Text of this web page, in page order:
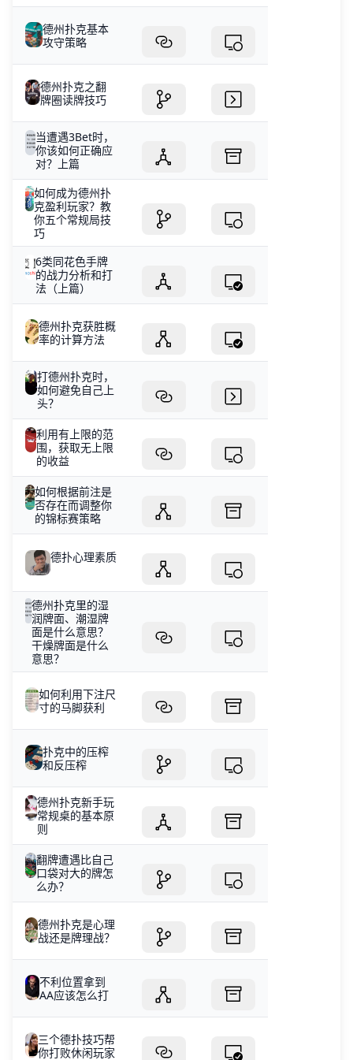
德州扑克基本
攻守策略
德州扑克之翻
牌圈读牌技巧
当遭遇3Bet时，
你该如何正确应
对？上篇
如何成为德州扑
克盈利玩家？教
你五个常规局技
巧
6类同花色手牌
的战力分析和打
法（上篇）
德州扑克获胜概
率的计算方法
打德州扑克时，
如何避免自己上
头？
利用有上限的范
围，获取无上限
的收益
如何根据前注是
否存在而调整你
的锦标赛策略
德扑心理素质
德州扑克里的湿
润牌面、潮湿牌
面是什么意思？
干燥牌面是什么
意思？
如何利用下注尺
寸的马脚获利
扑克中的压榨
和反压榨
德州扑克新手玩
常规桌的基本原
则
翻牌遭遇比自己
口袋对大的牌怎
么办？
德州扑克是心理
战还是牌理战？
不利位置拿到
AA应该怎么打
三个德扑技巧帮
你打败休闲玩家